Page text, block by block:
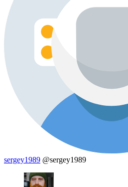
sergey1989 @sergey1989